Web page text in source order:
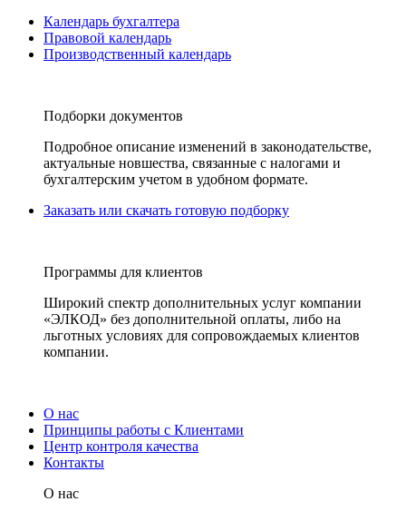
Календарь бухгалтера
Правовой календарь
Производственный календарь
Подборки документов
Подробное описание изменений в законодательстве,
актуальные новшества, связанные с налогами и
бухгалтерским учетом в удобном формате.
Заказать или скачать готовую подборку
Программы для клиентов
Широкий спектр дополнительных услуг компании
«ЭЛКОД» без дополнительной оплаты, либо на
льготных условиях для сопровождаемых клиентов
компании.
О нас
Принципы работы с Клиентами
Центр контроля качества
Контакты
О нас